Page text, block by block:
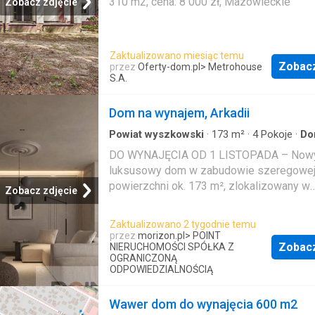
Zaktualizowano miesiąc temu
przez Oferty-dom.pl> Metrohouse
S.A.
Zobacz zdjęcie
Dom na wynajem, Arkadii
Powiat wyszkowski · 173 m² · 4Pokoje ·
DO WYNAJĘCIA OD 1 LISTOPADA –
luksusowy dom w zabudowie
powierzchni ok. 173 m², zlokalizowany w
przy ul. Arkadii. Blisko Zalewu
szybki dojazd do Warszawy.Dom
standardzie Premium / Quiet Luxury pod
nadzorem projektanta. To idealna
osób szukających komfortu, prywatności
technologicznych.NAJWIĘKSZE ATUTY
Zaktualizowano 2 tygodnie temu
przez morizon.pl > POINT
NIERUCHOMOŚCI SPÓŁKA Z
OGRANICZONĄ
ODPOWIEDZIALNOŚCIĄ
Wawer dom do wynajęcia 600 m2